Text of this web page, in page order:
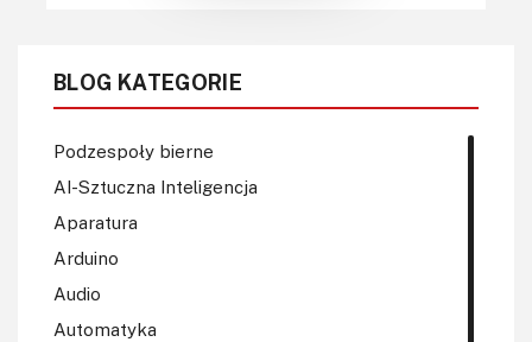
BLOG KATEGORIE
Podzespoły bierne
AI-Sztuczna Inteligencja
Aparatura
Arduino
Audio
Automatyka